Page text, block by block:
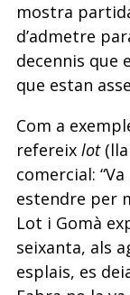
mostra
d’admetre
decennis que
que estan
Com a
refereixlot
comercial:
estendre per
Lot i Gomà
seixanta, als
esplais, es